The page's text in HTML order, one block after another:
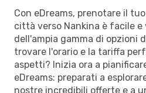
Con eDreams, prenotare il
città verso Nankina è facile e
dell'ampia gamma di opzioni
trovare l'orario e la tariffa
aspetti? Inizia ora a
eDreams: preparati a
nostre incredibili offerte e a